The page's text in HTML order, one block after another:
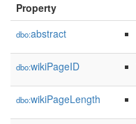
Property
dbo:abstract
dbo:wikiPageID
dbo:wikiPageLength